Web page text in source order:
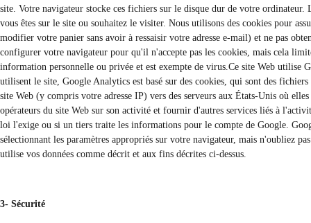
site. Votre navigateur stocke ces fichiers sur le disque dur de votre
vous êtes sur le site ou souhaitez le visiter. Nous utilisons des cookies pour
modifier votre panier sans avoir à ressaisir votre adresse e-mail) et ne pas
configurer votre navigateur pour qu'il n'accepte pas les cookies, mais cela
information personnelle ou privée et est exempte de virus.Ce site Web utilise
utilisent le site, Google Analytics est basé sur des cookies, qui sont des
site Web (y compris votre adresse IP) vers des serveurs aux États-Unis où
opérateurs du site Web sur son activité et fournir d'autres services liés à
loi l'exige ou si un tiers traite les informations pour le compte de Google.
sélectionnant les paramètres appropriés sur votre navigateur, mais n'oubliez
utilise vos données comme décrit et aux fins décrites ci-dessus.
3- Sécurité